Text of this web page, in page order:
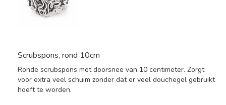
Scrubspons, rond 10cm
Ronde scrubspons met doorsnee van 10 centimeter. Zorgt
voor extra veel schuim zonder dat er veel douchegel gebruikt
hoeft te worden.